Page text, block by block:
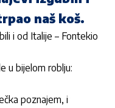
naš koš.
i od Italije – Fontekio
u bijelom roblju:
poznajem, i